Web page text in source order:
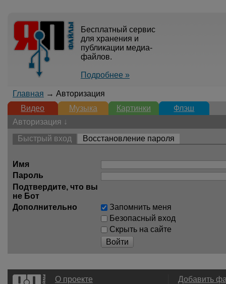
Бесплатный сервис
для хранения и
публикации медиа-
файлов.
Подробнее »
Главная → Авторизация
Видео
Музыка Картинки
Флэш
Авторизация ↓
Быстрый вход
Восстановление пароля
Имя
Пароль
Подтвердите, что вы
не Бот
Дополнительно
Запомнить меня
Безопасный вход
Скрыть на сайте
Войти
О проекте
Добавить